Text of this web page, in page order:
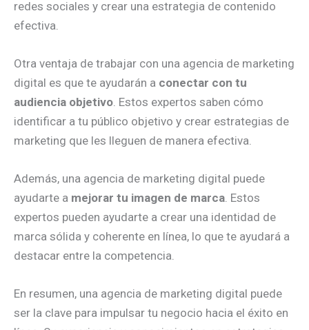
redes sociales y crear una estrategia de contenido
efectiva.
Otra ventaja de trabajar con una agencia de marketing
digital es que te ayudarán a conectar con tu
audiencia objetivo . Estos expertos saben cómo
identificar a tu público objetivo y crear estrategias de
marketing que les lleguen de manera efectiva.
Además, una agencia de marketing digital puede
ayudarte a mejorar tu imagen de marca . Estos
expertos pueden ayudarte a crear una identidad de
marca sólida y coherente en línea, lo que te ayudará a
destacar entre la competencia.
En resumen, una agencia de marketing digital puede
ser la clave para impulsar tu negocio hacia el éxito en